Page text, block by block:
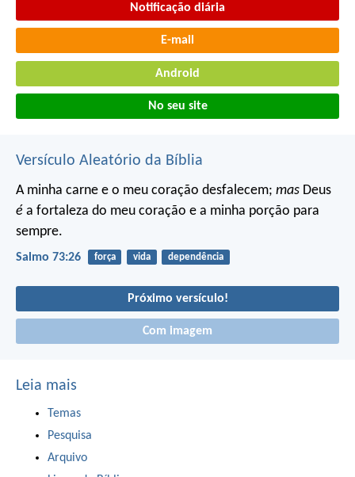
Notificação diária
E-mail
Android
No seu site
Versículo Aleatório da Bíblia
A minha carne e o meu coração desfalecem; mas Deus
é a fortaleza do meu coração e a minha porção para
sempre.
Salmo 73:26 força vida dependência
Próximo versículo!
Com imagem
Leia mais
Temas
Pesquisa
Arquivo